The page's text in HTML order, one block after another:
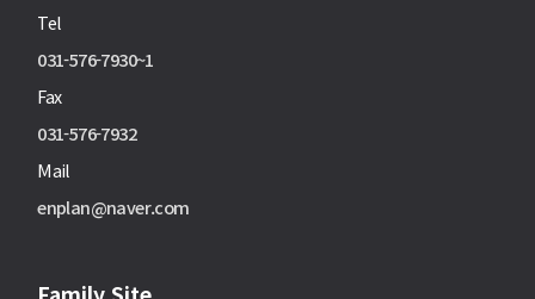
Tel
031-576-7930~1
Fax
031-576-7932
Mail
enplan@naver.com